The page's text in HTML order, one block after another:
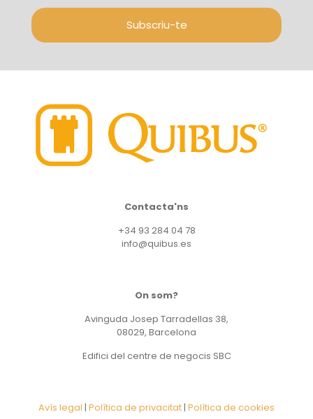
Subscriu-te
Contacta'ns
+34 93 284 04 78
info@quibus.es
On som?
Avinguda Josep Tarradellas 38,
08029, Barcelona
Edifici del centre de negocis SBC
Avís legal | Política de privacitat| Política de cookies